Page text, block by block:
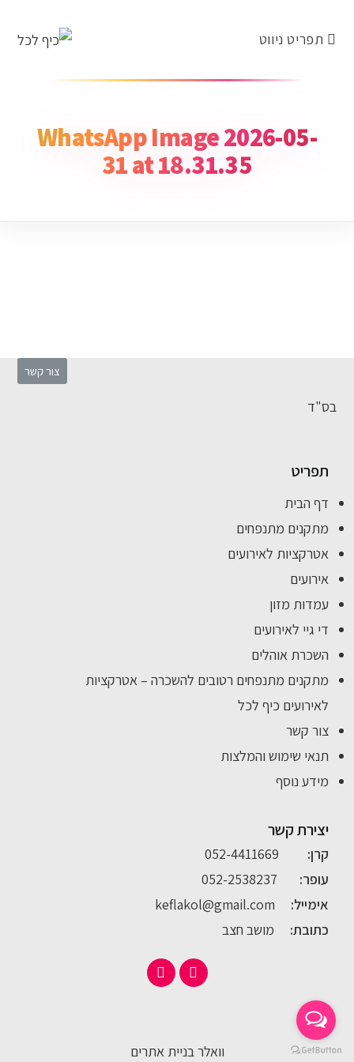
תפריט ניווט
WhatsApp Image 2026-05-
31 at 18.31.35
צור קשר
בס"ד
תפריט
דף הבית
מתקנים מתנפחים
אטרקציות לאירועים
אירועים
עמדות מזון
די גיי לאירועים
השכרת אוהלים
מתקנים מתנפחים רטובים להשכרה – אטרקציות
לאירועים כיף לכל
צור קשר
תנאי שימוש והמלצות
מידע נוסף
יצירת קשר
קרן:
052-4411669
עופר:
052-2538237
אימייל:
keflakol@gmail.com
כתובת: מושב חצב
וואלר בניית אתרים